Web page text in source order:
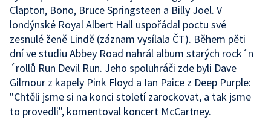
Clapton, Bono, Bruce Springsteen a Billy Joel. V
londýnské Royal Albert Hall uspořádal poctu své
zesnulé ženě Lindě (záznam vysílala ČT). Během pěti
dní ve studiu Abbey Road nahrál album starých rock´n
´rollů Run Devil Run. Jeho spoluhráči zde byli Dave
Gilmour z kapely Pink Floyd a Ian Paice z Deep Purple:
"Chtěli jsme si na konci století zarockovat, a tak jsme
to provedli", komentoval koncert McCartney.